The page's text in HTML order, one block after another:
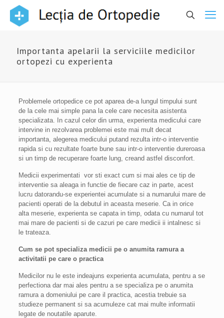
Importanta apelarii la serviciile medicilor
ortopezi cu experienta
Problemele ortopedice ce pot aparea de-a lungul timpului sunt
de la cele mai simple pana la cele care necesita asistenta
specializata. In cazul celor din urma, experienta medicului care
intervine in rezolvarea problemei este mai mult decat
importanta, alegerea medicului putand rezulta intr-o interventie
rapida si cu rezultate foarte bune sau intr-o interventie dureroasa
si un timp de recuperare foarte lung, creand astfel disconfort.
Medicii experimentati vor sti exact cum si mai ales ce tip de
interventie sa aleaga in functie de fiecare caz in parte, acest
lucru datorandu-se experientei acumulate si a numarului mare de
pacienti operati de la debutul in aceasta meserie. Ca in orice
alta meserie, experienta se capata in timp, odata cu numarul tot
mai mare de pacienti si de cazuri pe care medicii ii intalnesc si
le trateaza.
Cum se pot specializa medicii pe o anumita ramura a
activitatii pe care o practica
Medicilor nu le este indeajuns experienta acumulata, pentru a se
perfectiona dar mai ales pentru a se specializa pe o anumita
ramura a domeniului pe care il practica, acestia trebuie sa
studieze permanent si sa acumuleze cat mai multe informatii
legate de noutatile aparute.